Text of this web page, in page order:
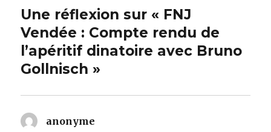
Une réflexion sur « FNJ
Vendée : Compte rendu de
l’apéritif dinatoire avec Bruno
Gollnisch »
anonyme